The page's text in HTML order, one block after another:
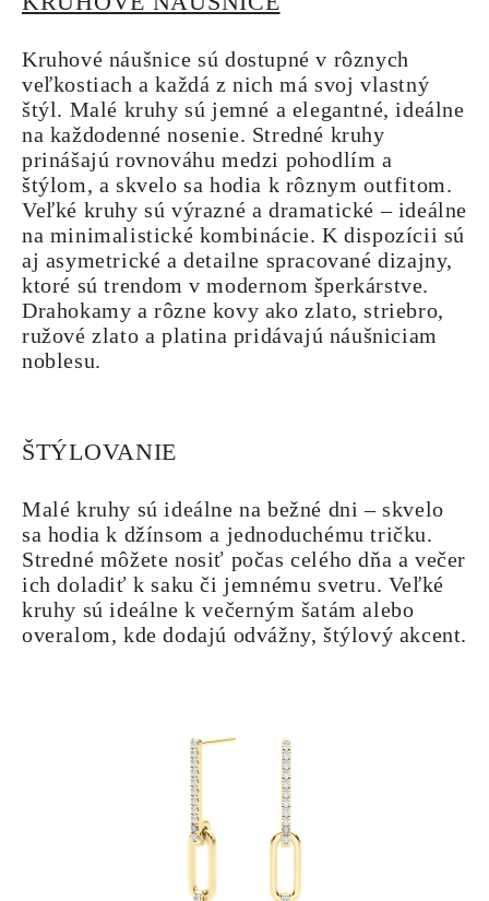
Kruhové náušnice sú dostupné v rôznych
veľkostiach a každá z nich má svoj vlastný
štýl. Malé kruhy sú jemné a elegantné, ideálne
na každodenné nosenie. Stredné kruhy
prinášajú rovnováhu medzi pohodlím a
štýlom, a skvelo sa hodia k rôznym outfitom.
Veľké kruhy sú výrazné a dramatické – ideálne
na minimalistické kombinácie. K dispozícii sú
aj asymetrické a detailne spracované dizajny,
ktoré sú trendom v modernom šperkárstve.
Drahokamy a rôzne kovy ako zlato, striebro,
ružové zlato a platina pridávajú náušniciam
noblesu.
ŠTÝLOVANIE
Malé kruhy sú ideálne na bežné dni – skvelo
sa hodia k džínsom a jednoduchému tričku.
Stredné môžete nosiť počas celého dňa a večer
ich doladiť k saku či jemnému svetru. Veľké
kruhy sú ideálne k večerným šatám alebo
overalom, kde dodajú odvážny, štýlový akcent.